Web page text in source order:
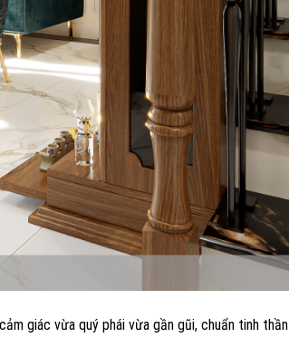
giác vừa quý phái vừa gần gũi, chuẩn tinh thần